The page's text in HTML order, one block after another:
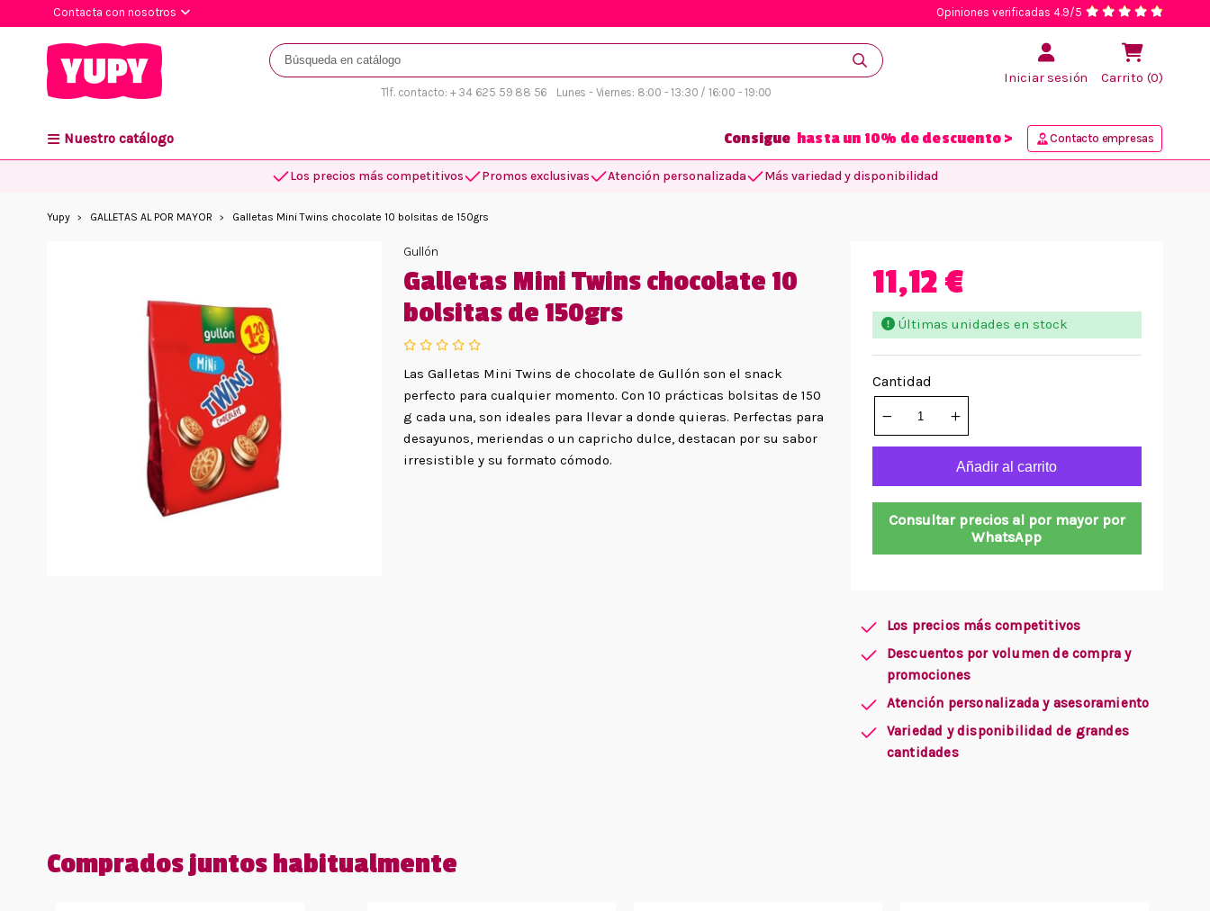
Contacta con nosotros Opiniones verificadas 4.9/5
Tlf. contacto: + 34 625 59 88 56 Lunes - Viernes: 8:00 - 13:30 / 16:00 - 19:00
Iniciar sesión Carrito (0)
Nuestro catálogo Consigue hasta un 10% de descuento > Contacto empresas
Los precios más competitivos Promos exclusivas Atención personalizada Más variedad y disponibilidad
Yupy GALLETAS AL POR MAYOR Galletas Mini Twins chocolate 10 bolsitas de 150grs
Gullón
Galletas Mini Twins chocolate 10
bolsitas de 150grs
Las Galletas Mini Twins de chocolate de Gullón son el snack
perfecto para cualquier momento. Con 10 prácticas bolsitas de 150
g cada una, son ideales para llevar a donde quieras. Perfectas para
desayunos, meriendas o un capricho dulce, destacan por su sabor
irresistible y su formato cómodo.
11,12 €
Últimas unidades en stock
Cantidad
Añadir al carrito
Consultar precios al por mayor por
WhatsApp
Los precios más competitivos
Descuentos por volumen de compra y
promociones
Atención personalizada y asesoramiento
Variedad y disponibilidad de grandes
cantidades
Comprados juntos habitualmente